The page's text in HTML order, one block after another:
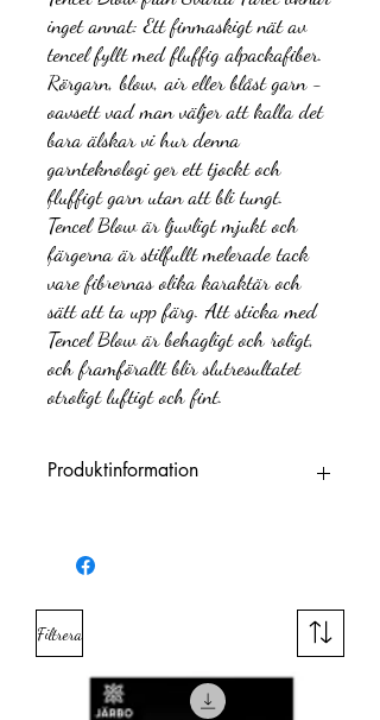
inget annat: Ett finmaskigt nät av
tencel fyllt med fluffig alpackafiber.
Rörgarn, blow, air eller blåst garn -
oavsett vad man väljer att kalla det
bara älskar vi hur denna
garnteknologi ger ett tjockt och
fluffigt garn utan att bli tungt.
Tencel Blow är ljuvligt mjukt och
färgerna är stilfullt melerade tack
vare fibrernas olika karaktär och
sätt att ta upp färg. Att sticka med
Tencel Blow är behagligt och roligt,
och framförallt blir slutresultatet
otroligt luftigt och fint.
Produktinformation
Garnkvalitet
´(fibrer)
Filtrera